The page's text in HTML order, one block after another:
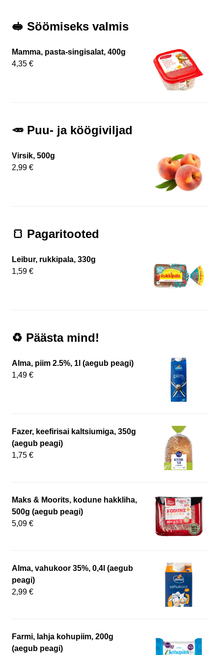
🥪 Söömiseks valmis
Mamma, pasta-singisalat, 400g
4,35 €
🥕 Puu- ja köögiviljad
Virsik, 500g
2,99 €
🍞 Pagaritooted
Leibur, rukkipala, 330g
1,59 €
♻️ Päästa mind!
Alma, piim 2.5%, 1l (aegub peagi)
1,49 €
Fazer, keefirisai kaltsiumiga, 350g
(aegub peagi)
1,75 €
Maks & Moorits, kodune hakkliha,
500g (aegub peagi)
5,09 €
Alma, vahukoor 35%, 0,4l (aegub
peagi)
2,99 €
Farmi, lahja kohupiim, 200g
(aegub peagi)